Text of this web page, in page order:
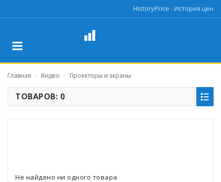
HistoryPrice - История цен
Главная / Видео / Проекторы и экраны
ТОВАРОВ: 0
Не найдено ни одного товара